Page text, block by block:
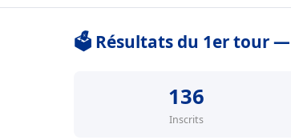
🗳️ Résultats du 1er tour —
136
Inscrits